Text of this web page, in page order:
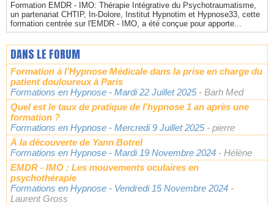
Formation EMDR - IMO: Thérapie Intégrative du Psychotraumatisme,
un partenariat CHTIP, In-Dolore, Institut Hypnotim et Hypnose33, cette
formation centrée sur l'EMDR - IMO, a été conçue pour apporte...
DANS LE FORUM
Formation à l’Hypnose Médicale dans la prise en charge du
patient douloureux à Paris
Formations en Hypnose - Mardi 22 Juillet 2025 - Barh Med
Quel est le taux de pratique de l’hypnose 1 an après une
formation ?
Formations en Hypnose - Mercredi 9 Juillet 2025 - pierre
À la découverte de Yann Botrel
Formations en Hypnose - Mardi 19 Novembre 2024 - Hélène
EMDR - IMO : Les mouvements oculaires en
psychothérapie
Formations en Hypnose - Vendredi 15 Novembre 2024 -
Laurent Gross